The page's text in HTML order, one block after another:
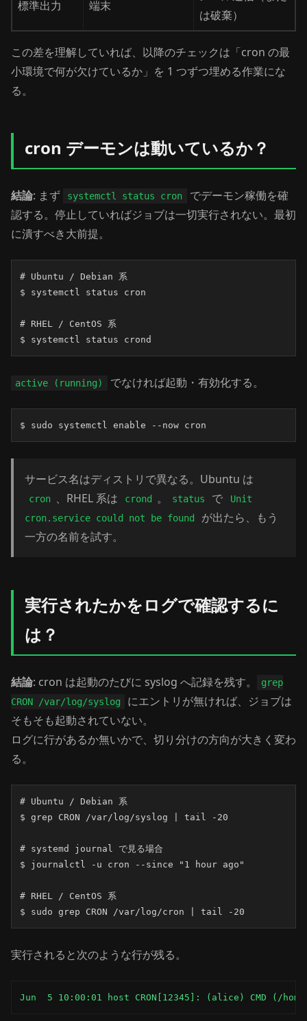
標準出力 端末
は破棄）
この差を理解していれば、以降のチェックは「cron の最
小環境で何が欠けているか」を 1 つずつ埋める作業にな
る。
cron デーモンは動いているか？
結論: まず systemctl status cron
でデーモン稼働を確
認する。停止していればジョブは一切実行されない。最初
に潰すべき大前提。
# Ubuntu / Debian 系
$ systemctl status cron
# RHEL / CentOS 系
$ systemctl status crond
active (running) でなければ起動・有効化する。
$ sudo systemctl enable --now cron
サービス名はディストリで異なる。Ubuntu は
cron 、RHEL 系は crond 。 status で
Unit
cron.service could not be found
が出たら、もう
一方の名前を試す。
実行されたかをログで確認するに
は？
結論: cron は起動のたびに syslog へ記録を残す。
grep
CRON /var/log/syslog
にエントリが無ければ、ジョブは
そもそも起動されていない。
ログに行があるか無いかで、切り分けの方向が大きく変わ
る。
# Ubuntu / Debian 系
$ grep CRON /var/log/syslog | tail -20
# systemd journal で見る場合
$ journalctl -u cron --since "1 hour ago"
# RHEL / CentOS 系
$ sudo grep CRON /var/log/cron | tail -20
実行されると次のような行が残る。
Jun  5 10:00:01 host CRON[12345]: (alice) CMD (/